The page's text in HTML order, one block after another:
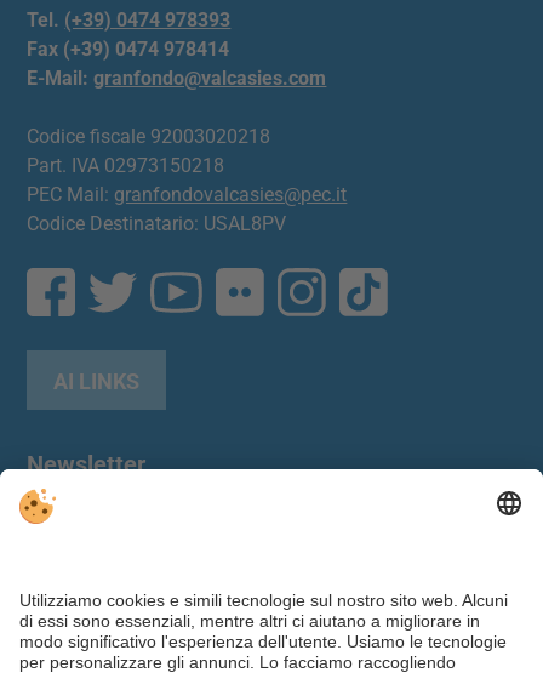
Tel. (+39) 0474 978393
Fax (+39) 0474 978414
E-Mail:granfondo@valcasies.com
Codice fiscale 92003020218
Part. IVA 02973150218
PEC Mail: granfondovalcasies@pec.it
Codice Destinatario: USAL8PV
AI LINKS
Newsletter